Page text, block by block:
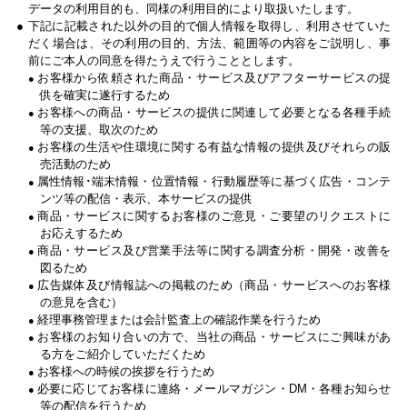
データの利用目的も、同様の利用目的により取扱いたします。
下記に記載された以外の目的で個人情報を取得し、利用させていた
だく場合は、その利用の目的、方法、範囲等の内容をご説明し、事
前にご本人の同意を得たうえで行うこととします。
お客様から依頼された商品・サービス及びアフターサービスの提
供を確実に遂行するため
お客様への商品・サービスの提供に関連して必要となる各種手続
等の支援、取次のため
お客様の生活や住環境に関する有益な情報の提供及びそれらの販
売活動のため
属性情報･端末情報・位置情報・行動履歴等に基づく広告・コンテ
ンツ等の配信・表示、本サービスの提供
商品・サービスに関するお客様のご意見・ご要望のリクエストに
お応えするため
商品・サービス及び営業手法等に関する調査分析・開発・改善を
図るため
広告媒体及び情報誌への掲載のため（商品・サービスへのお客様
の意見を含む）
経理事務管理または会計監査上の確認作業を行うため
お客様のお知り合いの方で、当社の商品・サービスにご興味があ
る方をご紹介していただくため
お客様への時候の挨拶を行うため
必要に応じてお客様に連絡・メールマガジン・DM・各種お知らせ
等の配信を行うため